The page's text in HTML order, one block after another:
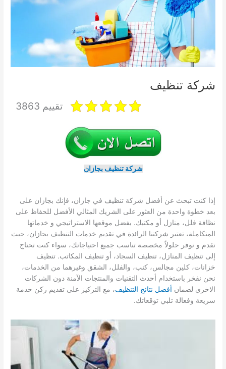
شركة تنظيف
تقييم 3863
شركة تنظيف بجازان
إذا كنت تبحث عن أفضل شركة تنظيف في جازان، فإنك بجازان على
بعد خطوة واحدة من العثور على الشريك المثالي الأفضل للحفاظ على
نظافة فلل، منازل أو مكتبك. بفضل موقعها الاستراتيجي و خدماتها
المتكاملة، تعتبر شركتنا الرائدة في تقديم خدمات التنظيف بجازان، حيث
تقدم و نوفر حلولاً مخصصة تناسب جميع احتياجاتك، سواء كنت تحتاج
إلى تنظيف المنازل، تنظيف السجاد، أو تنظيف المكاتب. تنظيف
خزانات، كلين مجالس، كنب، والفلل، الشقق وغيرهما من الخدمات،
نحن نفخر باستخدام أحدث التقنيات والمنتجات الآمنة دون الشركات
الاخري لضمان أفضل نتائج التنظيف، مع التركيز على تقديم ركن خدمة
سريعة وفعالة تلبي توقعاتك.